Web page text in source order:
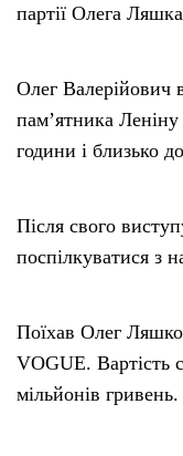
партії Олега
Олег Валерійович
пам’ятника
години і близько
Після свого
поспілкуватися з
Поїхав Олег
VOGUE. Вартість
мільйонів гривень.